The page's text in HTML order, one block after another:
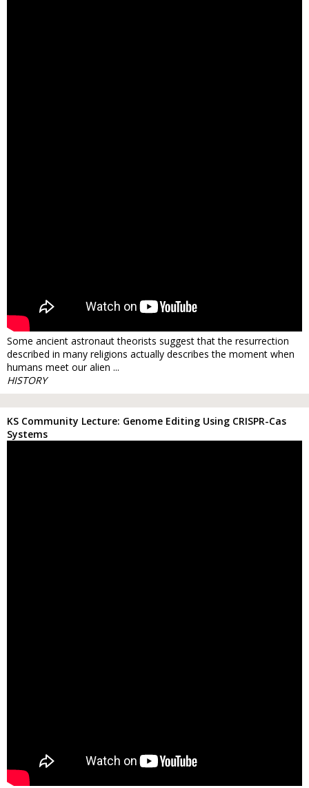
Some ancient astronaut theorists suggest that the resurrection
described in many religions actually describes the moment when
humans meet our alien ...
HISTORY
KS Community Lecture: Genome Editing Using CRISPR-Cas
Systems